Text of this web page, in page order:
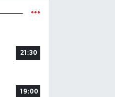
21:30
19:00